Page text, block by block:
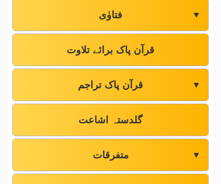
فتاوٰی ▼
قرآن پاک برائے تلاوت
قرآن پاک تراجم ▼
گلدستہ اشاعت
متفرقات ▼